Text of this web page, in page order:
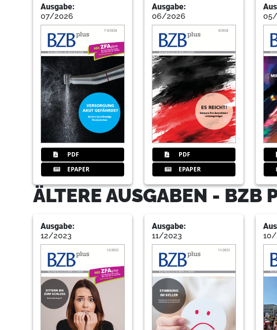
Ausgabe:
07/2026
PDF
EPAPER
Ausgabe:
06/2026
PDF
EPAPER
ÄLTERE AUSGABEN - BZB
Ausgabe:
12/2023
Ausgabe:
11/2023
10/